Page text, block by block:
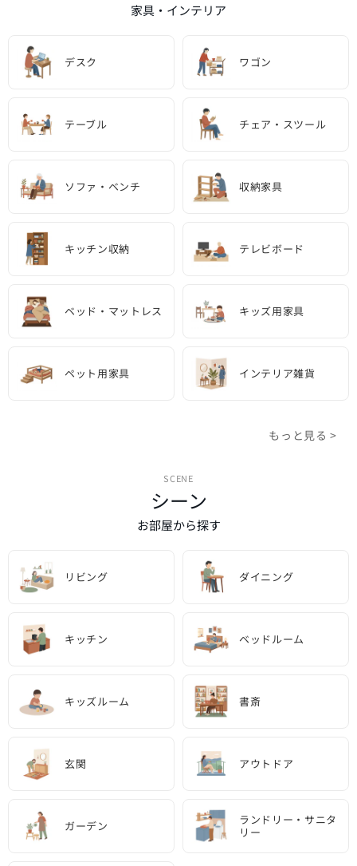
家具・インテリア
デスク ワゴン
テーブル チェア・スツール
ソファ・ベンチ 収納家具
キッチン収納 テレビボード
ベッド・マットレス キッズ用家具
ペット用家具 インテリア雑貨
もっと見る >
SCENE
シーン
お部屋から探す
リビング ダイニング
キッチン ベッドルーム
キッズルーム 書斎
玄関 アウトドア
ガーデン
ランドリー・サニタ
リー